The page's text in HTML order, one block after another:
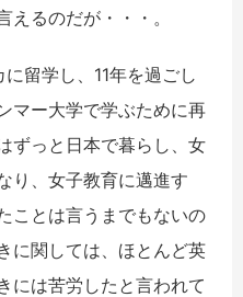
えるのだが・・・。
留学し、11年を過ごし
マー大学で学ぶために再
ずっと日本で暮らし、女
り、女子教育に邁進す
ことは言うまでもないの
に関しては、ほとんど英
には苦労したと言われて